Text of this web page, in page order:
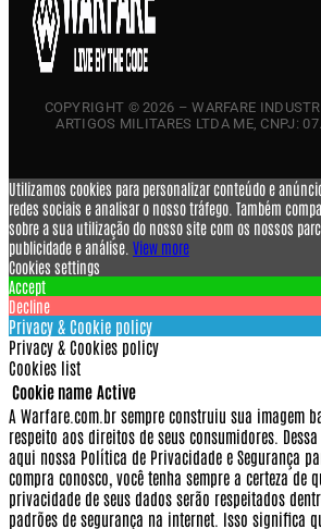
COPYRIGHT © 2026 – WARFARE
ARTIGOS MILITARES LTDA ME, CNPJ:
Utilizamos cookies para personalizar conteúdo e
redes sociais e analisar o nosso tráfego. Também
sobre a sua utilização do nosso site com os nossos
publicidade e análise. View more
Cookies settings
Accept
Decline
Privacy & Cookie policy
Privacy & Cookies policy
Cookies list
Cookie name Active
A Warfare.com.br sempre construiu sua imagem
respeito aos direitos de seus consumidores.
aqui nossa Política de Privacidade e Segurança
compra conosco, você tenha sempre a certeza de
privacidade de seus dados serão respeitados
padrões de segurança na internet. Isso significa